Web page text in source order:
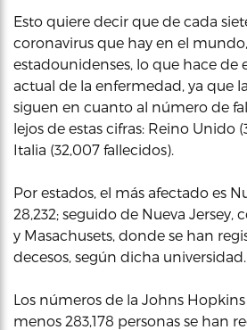
Esto quiere decir que de cada
coronavirus que hay en el
estadounidenses, lo que hace de
actual de la enfermedad, ya que
siguen en cuanto al número de
lejos de estas cifras: Reino Unido
Italia (32,007 fallecidos).
Por estados, el más afectado es
28,232; seguido de Nueva Jersey,
y Masachusets, donde se han
decesos, según dicha universidad.
Los números de la Johns
menos 283,178 personas se han